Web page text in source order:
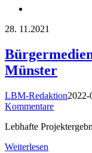
28. 11.2021
Münster
LBM-Redaktion2022-
Kommentare
Lebhafte
Weiterlesen